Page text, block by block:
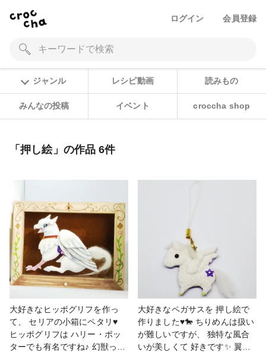
ログイン 会員登録
ジャンル レシピ動画 読みもの
みんなの投稿 イベント croccha shop
「押し絵」の作品 6件
大好きなヒッポグリフを作っ
て、 セリアの小箱にペタリ♥️
ヒッポグリフは ハリー・ポッ
ターでも有名ですね♪ 幻獣っ
大好きなペガサスを 押し絵で
作りました♥️🐎 ちりめんは扱い
が難しいですが、 独特な風合
いが美しくて 好きです✨ 翼が